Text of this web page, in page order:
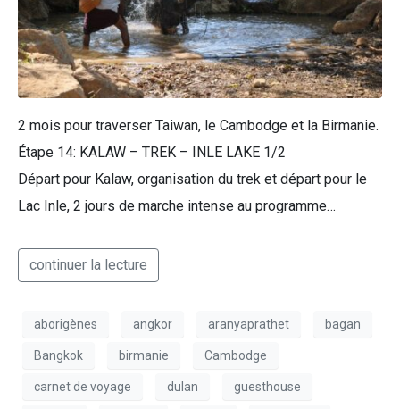
2 mois pour traverser Taiwan, le Cambodge et la Birmanie.
Étape 14: KALAW – TREK – INLE LAKE 1/2
Départ pour Kalaw, organisation du trek et départ pour le
Lac Inle, 2 jours de marche intense au programme…
continuer la lecture
aborigènes angkor aranyaprathet bagan
Bangkok birmanie Cambodge
carnet de voyage dulan guesthouse